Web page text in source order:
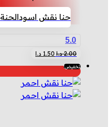
حنا نقش اسودالحنة
5.0
2.00 د.ا السعر
2.00 د.ا.
1.50 د.االسعر
تخفيض!